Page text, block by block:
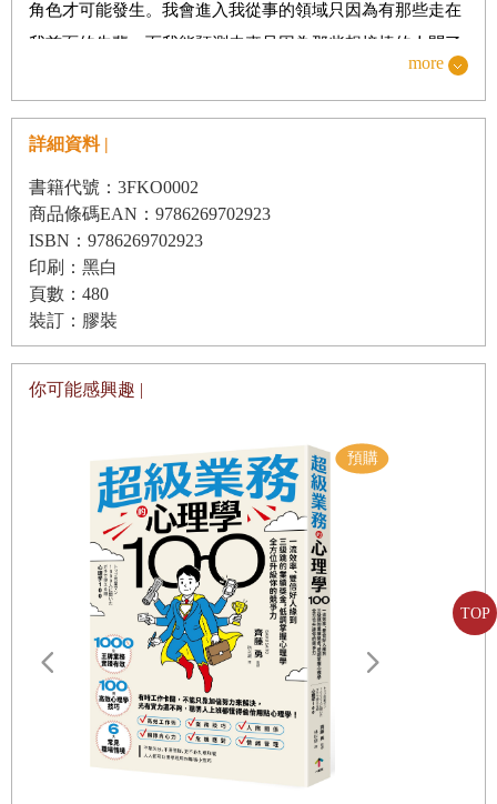
TOP
3.4｜人口結構和資本的逆轉
3.5｜信用概況
3.6 ｜欺瞞未來助長失敗
第4章 能源
4.1｜能源與進步
｜石油地圖：當代版
｜石油不只是石油
｜不只是石油，還有別的
｜為未來加油
第5章 工業原料
｜拆解歷史
｜基本原物料：鐵礦砂、鋁土礦、銅
｜未來的原物料：鈷、鋰、白銀
角色才可能發生。我會進入我從事的領域只因為有那些走在
我前面的先輩，而我能預測未來只因為那些想接棒的人問了
所以感謝你。感謝你們所有人。
☛
世界就是如此的方式終結，沒有發生爆炸，只是輕啜了一
前言 逆思考，迎接截然不同的全球體系
過去大約一百年來的進步有點像經歷一場閃電戰。從馬拉車
到客運火車，到家庭汽車，再到稀鬆平常的空中旅行。從算
盤到計算機，到桌上型電腦，再到智慧型手機。從鐵到不鏽
鋼，到鋁矽合金，再到觸控玻璃。從等待小麥收成，到採摘
柑橘，到有人送你巧克力，再到隨時可以買到的酪梨醬。
我們的世界已變得更便宜，而且肯定變更好，而且絕對變更
more
詳細資料 |
書籍代號：3FKO0002
商品條碼EAN：9786269702923
ISBN：9786269702923
印刷：黑白
頁數：480
裝訂：膠裝
你可能感興趣 |